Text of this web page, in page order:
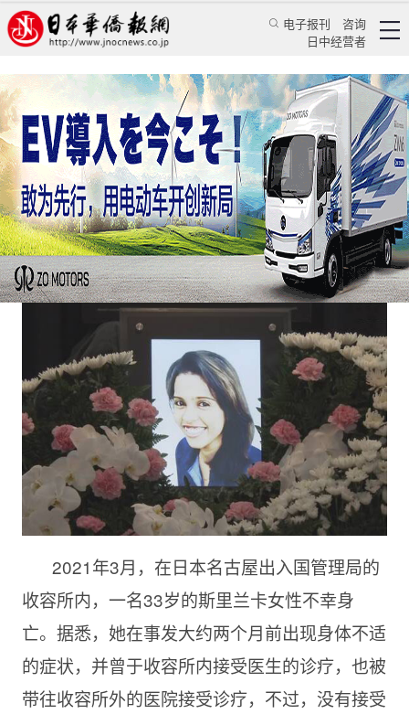
电子报刊
咨询
日中经营者
一位斯里兰卡女性死亡引发的日本思考
王亚囡 日本新闻 社会观察
日本华侨报网 2021/5/28 08:58:40
2021年3月，在日本名古屋出入国管理局的
收容所内，一名33岁的斯里兰卡女性不幸身
亡。据悉，她在事发大约两个月前出现身体不适
的症状，并曾于收容所内接受医生的诊疗，也被
带往收容所外的医院接受诊疗，不过，没有接受